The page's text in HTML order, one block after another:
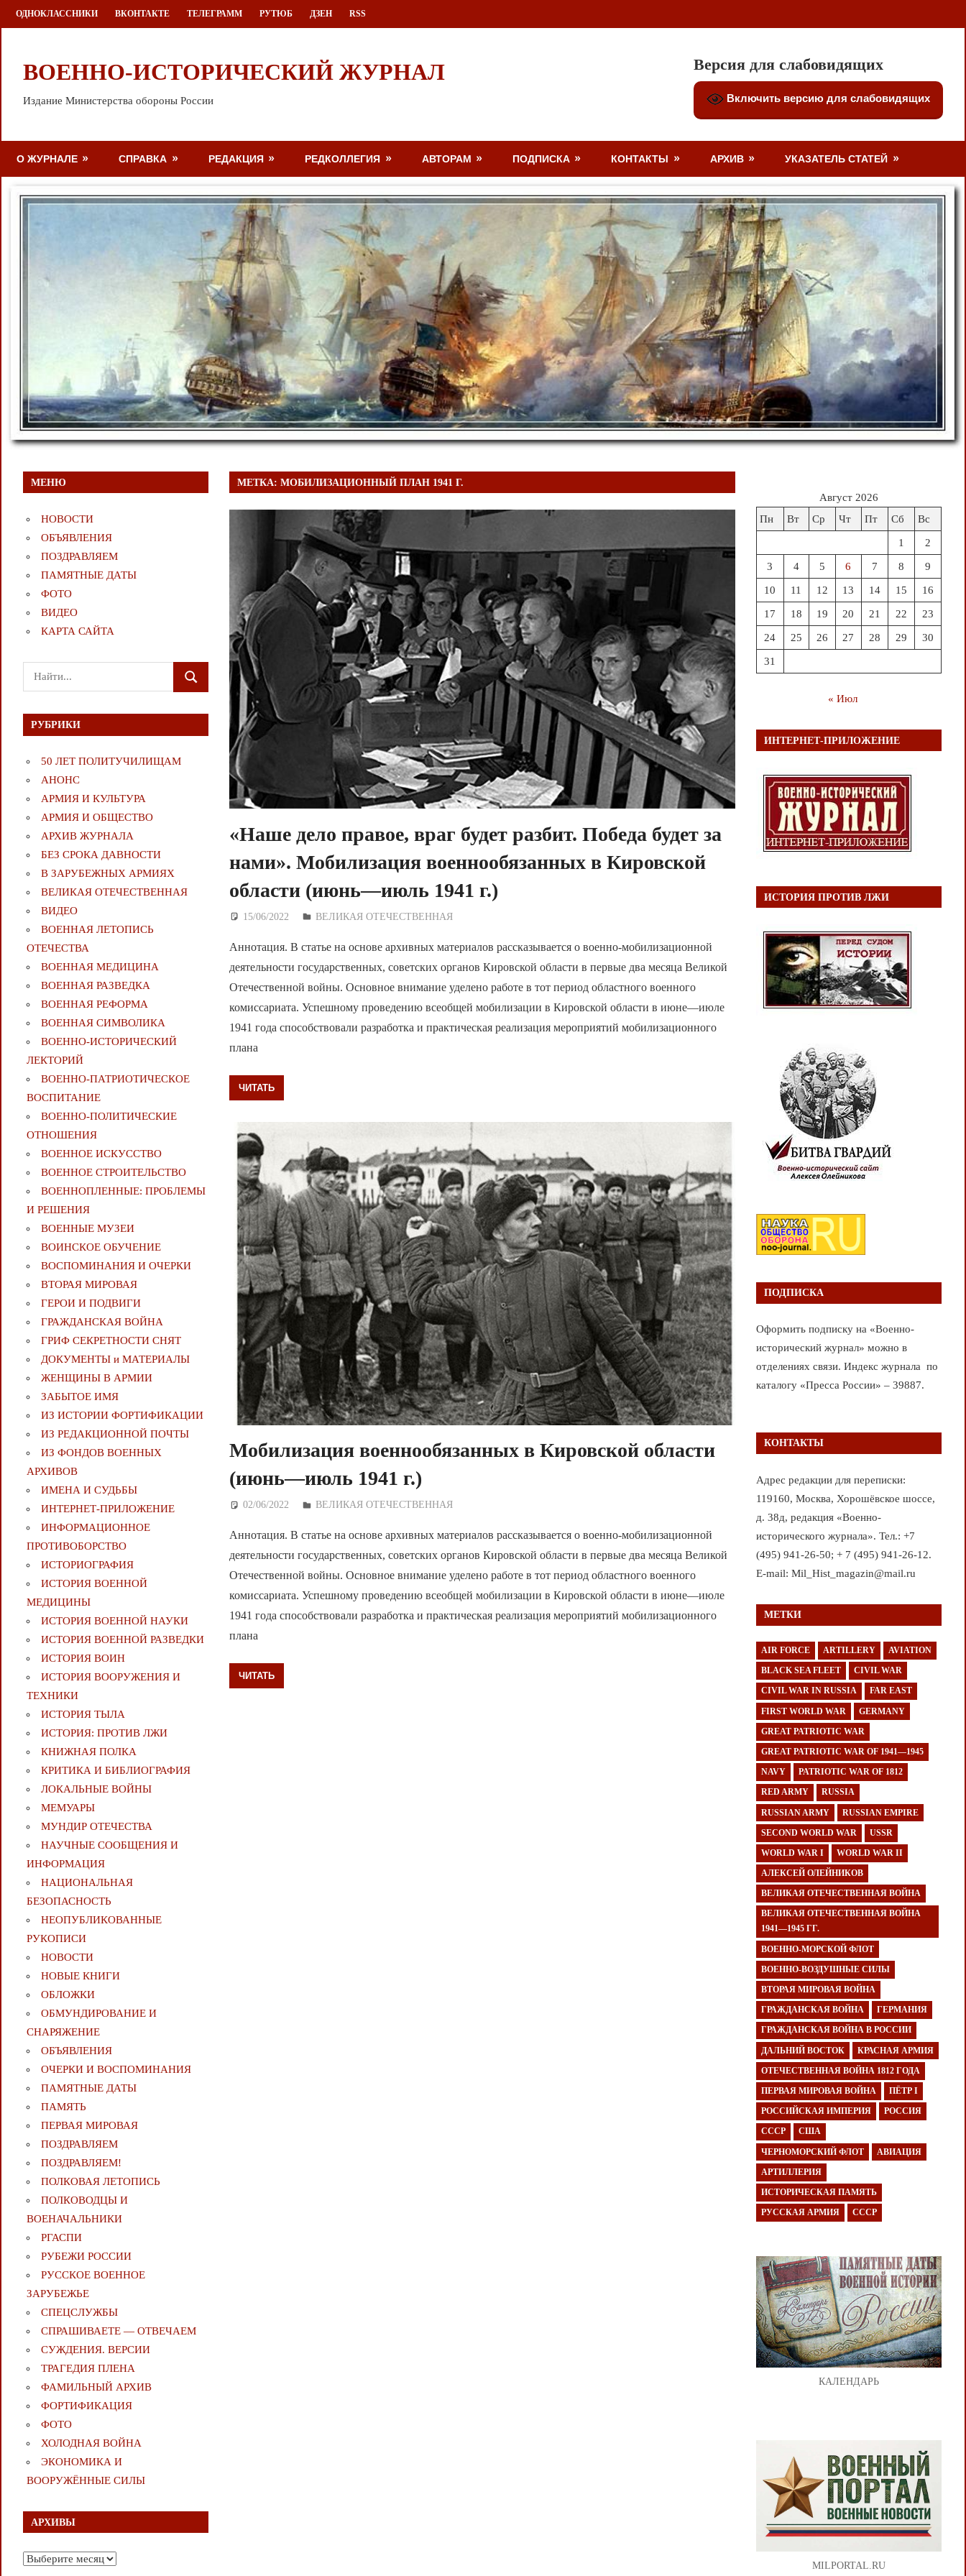
Перейти
к
ОДНОКЛАССНИКИ ВКОНТАКТЕ ТЕЛЕГРАММ РУТЮБ ДЗЕН RSS
ВОЕННО-ИСТОРИЧЕСКИЙ ЖУРНАЛ
Издание Министерства обороны России
Версия для слабовидящих
Включить версию для слабовидящих
О ЖУРНАЛЕ СПРАВКА РЕДАКЦИЯ РЕДКОЛЛЕГИЯ АВТОРАМ ПОДПИСКА КОНТАКТЫ АРХИВ УКАЗАТЕЛЬ СТАТЕЙ
МЕТКА:МОБИЛИЗАЦИОННЫЙ ПЛАН 1941 Г.
«Наше дело правое, враг будет разбит. Победа будет за
нами». Мобилизация военнообязанных в Кировской
области (июнь—июль 1941 г.)
15/06/2022 Дежурный по Редакции
ВЕЛИКАЯ ОТЕЧЕСТВЕННАЯ
Аннотация. В статье на основе архивных материалов рассказывается о военно-мобилизационной
деятельности государственных, советских органов Кировской области в первые два месяца Великой
Отечественной войны. Основное внимание уделено работе в тот период областного военного
комиссариата. Успешному проведению всеобщей мобилизации в Кировской области в июне—июле
1941 года способствовали разработка и практическая реализация мероприятий мобилизационного
плана
ЧИТАТЬ
Мобилизация военнообязанных в Кировской области
(июнь—июль 1941 г.)
02/06/2022 Дежурный по Редакции
ВЕЛИКАЯ ОТЕЧЕСТВЕННАЯ
Аннотация. В статье на основе архивных материалов рассказывается о военно-мобилизационной
деятельности государственных, советских органов Кировской области в первые два месяца Великой
Отечественной войны. Основное внимание уделено работе в тот период областного военного
комиссариата. Успешному проведению всеобщей мобилизации в Кировской области в июне—июле
1941 года способствовали разработка и практическая реализация мероприятий мобилизационного
плана
ЧИТАТЬ
МЕНЮ
НОВОСТИ
ОБЪЯВЛЕНИЯ
ПОЗДРАВЛЯЕМ
ПАМЯТНЫЕ ДАТЫ
ФОТО
ВИДЕО
КАРТА САЙТА
Поиск
для:
ПОИСК
РУБРИКИ
50 ЛЕТ ПОЛИТУЧИЛИЩАМ
АНОНС
АРМИЯ И КУЛЬТУРА
АРМИЯ И ОБЩЕСТВО
АРХИВ ЖУРНАЛА
БЕЗ СРОКА ДАВНОСТИ
В ЗАРУБЕЖНЫХ АРМИЯХ
ВЕЛИКАЯ ОТЕЧЕСТВЕННАЯ
ВИДЕО
ВОЕННАЯ ЛЕТОПИСЬ
ОТЕЧЕСТВА
ВОЕННАЯ МЕДИЦИНА
ВОЕННАЯ РАЗВЕДКА
ВОЕННАЯ РЕФОРМА
ВОЕННАЯ СИМВОЛИКА
ВОЕННО-ИСТОРИЧЕСКИЙ
ЛЕКТОРИЙ
ВОЕННО-ПАТРИОТИЧЕСКОЕ
ВОСПИТАНИЕ
ВОЕННО-ПОЛИТИЧЕСКИE
ОТНОШЕНИЯ
ВОЕННОЕ ИСКУССТВО
ВОЕННОЕ СТРОИТЕЛЬСТВО
ВОЕННОПЛЕННЫЕ: ПРОБЛЕМЫ
И РЕШЕНИЯ
ВОЕННЫЕ МУЗЕИ
ВОИНСКОЕ ОБУЧЕНИЕ
ВОСПОМИНАНИЯ И ОЧЕРКИ
ВТОРАЯ МИРОВАЯ
ГЕРОИ И ПОДВИГИ
ГРАЖДАНСКАЯ ВОЙНА
ГРИФ СЕКРЕТНОСТИ СНЯТ
ДОКУМЕНТЫ и МАТЕРИАЛЫ
ЖЕНЩИНЫ В АРМИИ
ЗАБЫТОЕ ИМЯ
ИЗ ИСТОРИИ ФОРТИФИКАЦИИ
ИЗ РЕДАКЦИОННОЙ ПОЧТЫ
ИЗ ФОНДОВ ВОЕННЫХ
АРХИВОВ
ИМЕНА И СУДЬБЫ
ИНТЕРНЕТ-ПРИЛОЖЕНИЕ
ИНФОРМАЦИОННОЕ
ПРОТИВОБОРСТВО
ИСТОРИОГРАФИЯ
ИСТОРИЯ ВОЕННОЙ
МЕДИЦИНЫ
ИСТОРИЯ ВОЕННОЙ НАУКИ
ИСТОРИЯ ВОЕННОЙ РАЗВЕДКИ
ИСТОРИЯ ВОИН
ИСТОРИЯ ВООРУЖЕНИЯ И
ТЕХНИКИ
ИСТОРИЯ ТЫЛА
ИСТОРИЯ: ПРОТИВ ЛЖИ
КНИЖНАЯ ПОЛКА
КРИТИКА И БИБЛИОГРАФИЯ
ЛОКАЛЬНЫЕ ВОЙНЫ
МЕМУАРЫ
МУНДИР ОТЕЧЕСТВА
НАУЧНЫЕ СООБЩЕНИЯ И
ИНФОРМАЦИЯ
НАЦИОНАЛЬНАЯ
БЕЗОПАСНОСТЬ
НЕОПУБЛИКОВАННЫЕ
РУКОПИСИ
НОВОСТИ
НОВЫЕ КНИГИ
ОБЛОЖКИ
ОБМУНДИРОВАНИЕ И
СНАРЯЖЕНИЕ
ОБЪЯВЛЕНИЯ
ОЧЕРКИ И ВОСПОМИНАНИЯ
ПАМЯТНЫЕ ДАТЫ
ПАМЯТЬ
ПЕРВАЯ МИРОВАЯ
ПОЗДРАВЛЯЕМ
ПОЗДРАВЛЯЕМ!
ПОЛКОВАЯ ЛЕТОПИСЬ
ПОЛКОВОДЦЫ И
ВОЕНАЧАЛЬНИКИ
РГАСПИ
РУБЕЖИ РОССИИ
РУССКОЕ ВОЕННОЕ
ЗАРУБЕЖЬЕ
СПЕЦСЛУЖБЫ
СПРАШИВАЕТЕ — ОТВЕЧАЕМ
СУЖДЕНИЯ. ВЕРСИИ
ТРАГЕДИЯ ПЛЕНА
ФАМИЛЬНЫЙ АРХИВ
ФОРТИФИКАЦИЯ
ФОТО
ХОЛОДНАЯ ВОЙНА
ЭКОНОМИКА И
ВООРУЖЁННЫЕ СИЛЫ
АРХИВЫ
Архивы
Август 2026
Пн
Вт Ср Чт Пт Сб Вс
1 2
3 4 5 6 7 8 9
10 11 12 13 14 15 16
17 18 19 20 21 22 23
24 25 26 27 28 29 30
31
« Июл
ИНТЕРНЕТ-ПРИЛОЖЕНИЕ
ИСТОРИЯ ПРОТИВ ЛЖИ
ПОДПИСКА
Оформить подписку на «Военно-
исторический журнал» можно в
отделениях связи. Индекс журнала по
каталогу «Пресса России» – 39887.
КОНТАКТЫ
Адрес редакции для переписки:
119160, Москва, Хорошёвское шоссе,
д. 38д, редакция «Военно-
исторического журнала». Тел.: +7
(495) 941-26-50; + 7 (495) 941-26-12.
E-mail: Mil_Hist_magazin@mail.ru
МЕТКИ
AIR FORCE ARTILLERY AVIATION
BLACK SEA FLEET CIVIL WAR
CIVIL WAR IN RUSSIA FAR EAST
FIRST WORLD WAR GERMANY
GREAT PATRIOTIC WAR
GREAT PATRIOTIC WAR OF 1941—1945
NAVY PATRIOTIC WAR OF 1812
RED ARMY RUSSIA
RUSSIAN ARMY RUSSIAN EMPIRE
SECOND WORLD WAR USSR
WORLD WAR I WORLD WAR II
АЛЕКСЕЙ ОЛЕЙНИКОВ
ВЕЛИКАЯ ОТЕЧЕСТВЕННАЯ ВОЙНА
ВЕЛИКАЯ ОТЕЧЕСТВЕННАЯ ВОЙНА
1941—1945 ГГ.
ВОЕННО-МОРСКОЙ ФЛОТ
ВОЕННО-ВОЗДУШНЫЕ СИЛЫ
ВТОРАЯ МИРОВАЯ ВОЙНА
ГРАЖДАНСКАЯ ВОЙНА ГЕРМАНИЯ
ГРАЖДАНСКАЯ ВОЙНА В РОССИИ
ДАЛЬНИЙ ВОСТОК КРАСНАЯ АРМИЯ
ОТЕЧЕСТВЕННАЯ ВОЙНА 1812 ГОДА
ПЕРВАЯ МИРОВАЯ ВОЙНА ПЁТР I
РОССИЙСКАЯ ИМПЕРИЯ РОССИЯ
СССР США
ЧЕРНОМОРСКИЙ ФЛОТ АВИАЦИЯ
АРТИЛЛЕРИЯ
ИСТОРИЧЕСКАЯ ПАМЯТЬ
РУССКАЯ АРМИЯ СССР
КАЛЕНДАРЬ
MILPORTAL.RU